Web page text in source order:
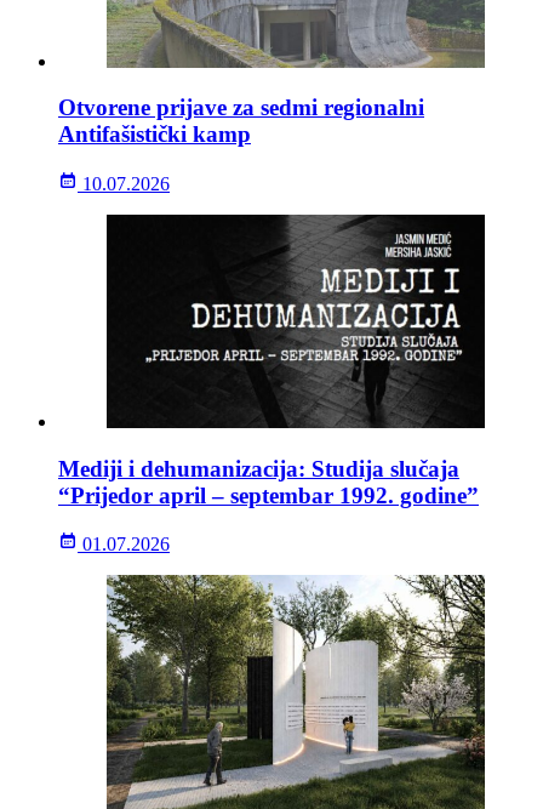
Otvorene prijave za sedmi regionalni
Antifašistički kamp
10.07.2026
Mediji i dehumanizacija: Studija slučaja
“Prijedor april – septembar 1992. godine”
01.07.2026